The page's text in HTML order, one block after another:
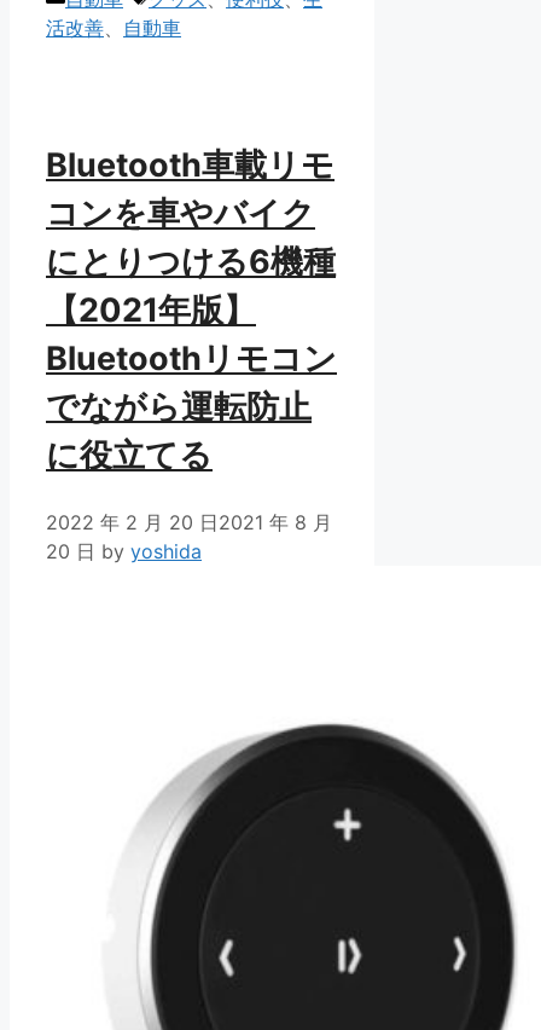
テ
グ
活改善、 自動車
Bluetooth車載リモ
コンを車やバイク
にとりつける6機種
【2021年版】
Bluetoothリモコン
でながら運転防止
に役立てる
2022 年 2 月 20 日2021 年 8 月
20 日 by yoshida